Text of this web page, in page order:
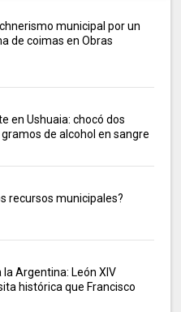
municipal por un
de coimas en Obras
en Ushuaia: chocó dos
de alcohol en sangre
recursos municipales?
la Argentina: León XIV
histórica que Francisco